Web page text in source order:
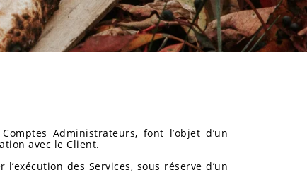
Administrateurs, font l’objet d’un
avec le Client.
des Services, sous réserve d’un